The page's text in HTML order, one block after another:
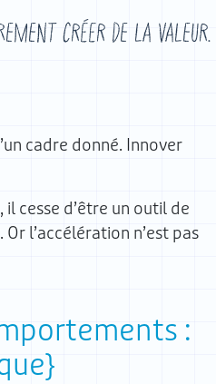
créer de la valeur.
cadre donné. Innover
cesse d’être un outil de
l’accélération n’est pas
: